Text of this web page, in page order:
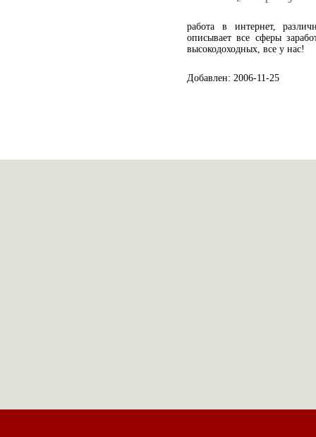
работа в интернет,
описывает все сферы
высокодоходных, все у нас!
Добавлен: 2006-11-25